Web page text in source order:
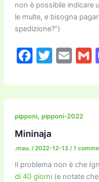
non è possibile indicare
le multe, e bisogna
spedizione?”)
F
c
e
b
o
o
k
T
itt
er
E
ai
l
l
pipponi, pipponi-2022
Mininaja
.mau. /2022-12-13 /1
Il problema non è che
di 40 giorni(e notate che